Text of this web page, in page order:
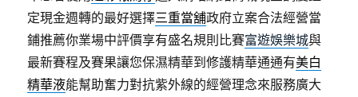
定現金週轉的最好選擇三重當舖政府立案合法經營當
鋪推薦你業場中評價享有盛名規則比賽富遊娛樂城與
最新賽程及賽果讓您保濕精華到修護精華通通有美白
精華液能幫助奮力對抗紫外線的經營理念來服務廣大